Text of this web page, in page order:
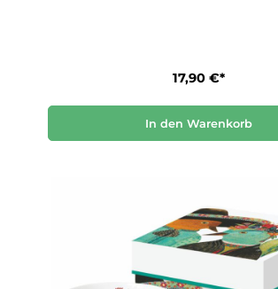
17,90 €*
In den Warenkorb